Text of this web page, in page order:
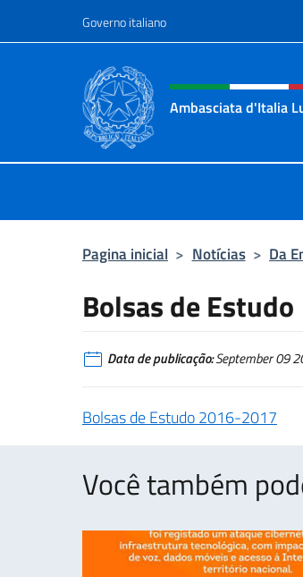
Governo italiano
Site, social e
Ambasciata d'Italia
Pagina inicial > Notícias > Da
Bolsas de Estudo
Data de publicação:September 09
Bolsas de Estudo 2016-2017
Você também